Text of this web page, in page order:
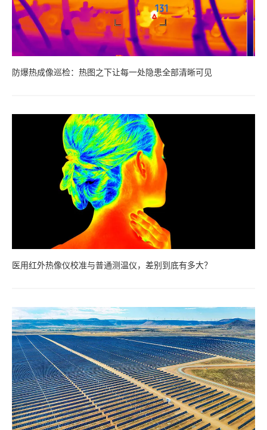
防爆热成像巡检：热图之下让每一处隐患全部清晰可见
医用红外热像仪校准与普通测温仪，差别到底有多大？